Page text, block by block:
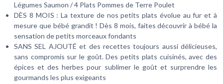
Légumes Saumon / 4 Plats Pommes de Terre Poulet
DÈS 8 MOIS : La texture de nos petits plats évolue au fur et à
mesure que bébé grandit ! Dès 8 mois, faites découvrir à bébé la
sensation de petits morceaux fondants
SANS SEL AJOUTÉ et des recettes toujours aussi délicieuses,
sans compromis sur le goût. Des petits plats cuisinés, avec des
épices et des herbes pour sublimer le goût et surprendre les
gourmands les plus exigeants